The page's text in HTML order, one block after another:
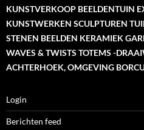
KUNSTVERKOOP BEELDENTUIN
KUNSTWERKEN SCULPTUREN
STENEN BEELDEN KERAMIEK
WAVES & TWISTS TOTEMS -
ACHTERHOEK, OMGEVING
Login
Berichten feed